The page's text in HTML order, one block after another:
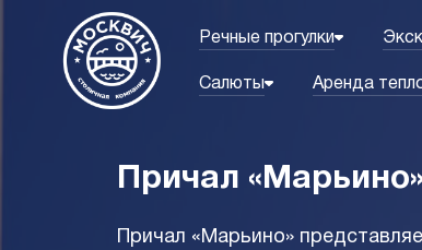
Речные прогулки
Салюты Аренда
Причал «Марьино»
Причал «Марьино»